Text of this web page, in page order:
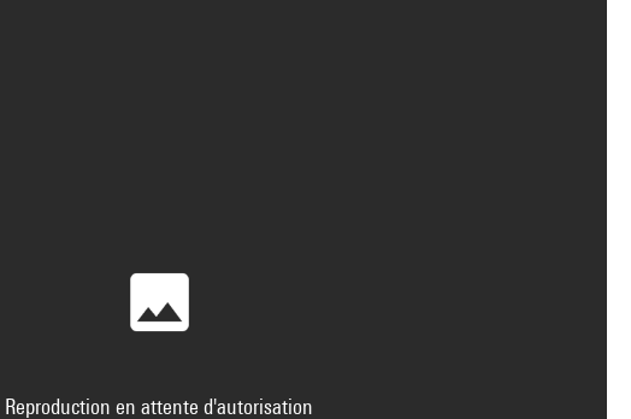
Reproduction en attente d'autorisation